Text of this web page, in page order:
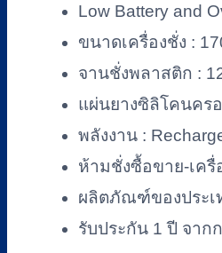
Low Battery and
ขนาดเครื่องชั่ง :
จานชั่งพลาสติก :
แผ่นยางซิลิโคนคร
พลังงาน :
ห้ามชั่งซื้อขาย-เครื่
ผลิตภัณฑ์ของประเ
รับประกัน 1 ปี จาก